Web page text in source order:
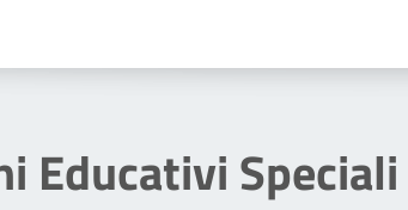
Educativi Speciali